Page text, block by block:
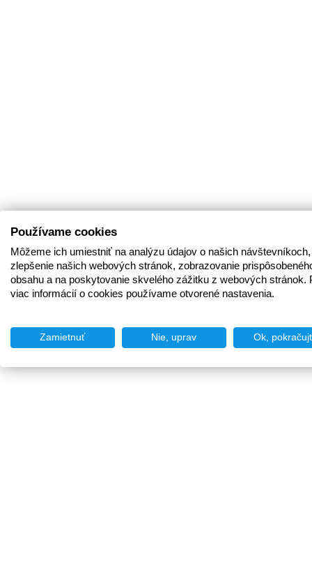
Používame cookies
Môžeme ich umiestniť na analýzu údajov o našich
zlepšenie našich webových stránok, zobrazovanie
obsahu a na poskytovanie skvelého zážitku z webových stránok.
viac informácií o cookies používame otvorené nastavenia.
Zamietnuť Nie, uprav Ok,